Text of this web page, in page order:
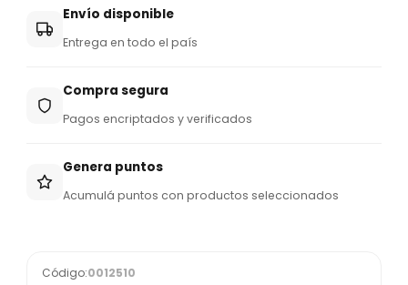
Envío disponible
Entrega en todo el país
Compra segura
Pagos encriptados y verificados
Genera puntos
Acumulá puntos con productos seleccionados
Código:0012510